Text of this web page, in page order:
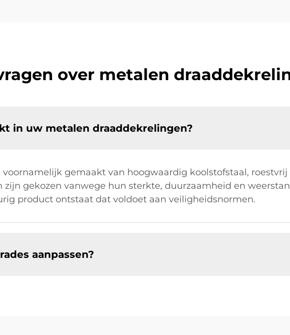
over metalen
in uw metalen draaddekrelingen?
gemaakt van hoogwaardig koolstofstaal, roestvrij
gekozen vanwege hun sterkte, duurzaamheid en
product ontstaat dat voldoet aan veiligheidsnormen.
aanpassen?